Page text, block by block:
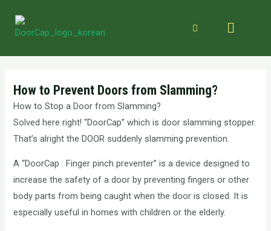
How to Prevent Doors from Slamming?
How to Stop a Door from Slamming?
Solved here right! “DoorCap” which is door slamming stopper.
That’s alright the DOOR suddenly slamming prevention.
A “DoorCap : Finger pinch preventer” is a device designed to
increase the safety of a door by preventing fingers or other
body parts from being caught when the door is closed. It is
especially useful in homes with children or the elderly.